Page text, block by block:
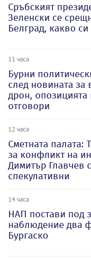
Сръбският
Зеленски се
Белград, какво си
11 часа
Бурни
след новината за
дрон, опозицията
отговори
12 часа
Сметната палата:
за конфликт на
Димитър Главчев
спекулативни
14 часа
НАП постави под
наблюдение два
Бургаско